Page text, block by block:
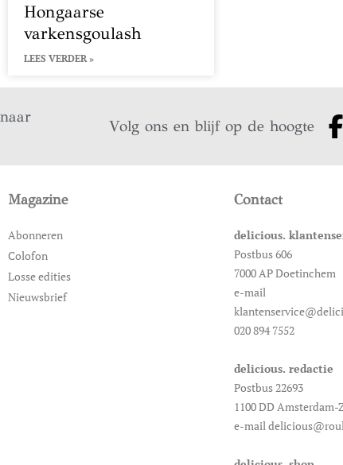
Hongaarse
varkensgoulash
LEES VERDER »
Volg ons en blijf op de hoogte
Magazine
Abonneren
Colofon
Losse edities
Nieuwsbrief
Contact
delicious.
Postbus 606
7000 AP Doetinchem
e-mail
020 894 7552
delicious. redactie
Postbus 22693
1100 DD
e-mail